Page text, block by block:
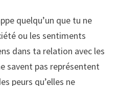
quelqu’un que tu ne
ou les sentiments
dans ta relation avec les
savent pas représentent
peurs qu’elles ne